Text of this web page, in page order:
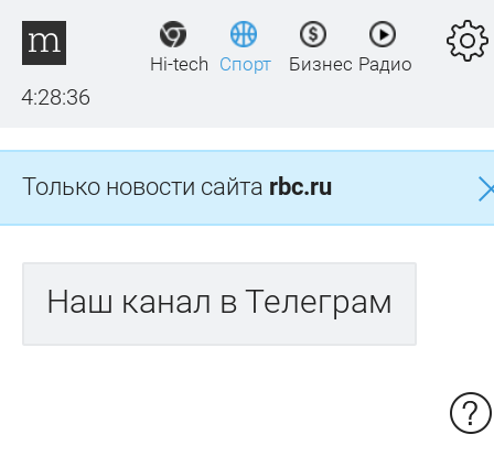
4:28:36
Hi-tech Спорт Бизнес Радио
Только новости сайта rbc.ru
Наш канал в Телеграм